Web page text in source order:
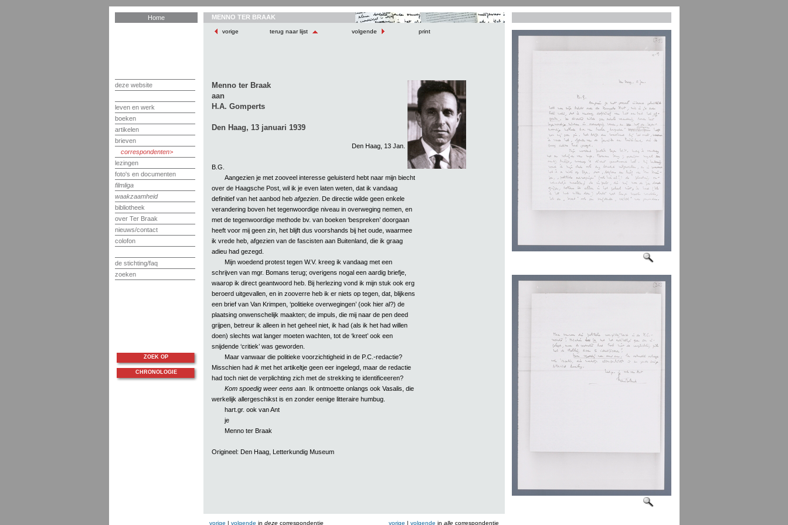
Home
deze website
leven en werk
boeken
artikelen
brieven
correspondenten
lezingen
foto's en documenten
filmliga
waakzaamheid
bibliotheek
over Ter Braak
nieuws/contact
colofon
de stichting/faq
zoeken
MENNO TER BRAAK
vorige terug naar lijst volgende print
Menno ter Braak
aan
H.A. Gomperts
Den Haag, 13 januari 1939
Den Haag, 13 Jan.
B.G.
Aangezien je met zooveel interesse geluisterd hebt naar mijn biecht
over de Haagsche Post, wil ik je even laten weten, dat ik vandaag
definitief van het aanbod heb afgezien. De directie wilde geen enkele
verandering boven het tegenwoordige niveau in overweging nemen, en
met de tegenwoordige methode bv. van boeken ‘bespreken’ doorgaan
heeft voor mij geen zin, het blijft dus voorshands bij het oude, waarmee
ik vrede heb, afgezien van de fascisten aan Buitenland, die ik graag
adieu had gezegd.
Mijn woedend protest tegen W.V. kreeg ik vandaag met een
schrijven van mgr. Bomans terug; overigens nogal een aardig briefje,
waarop ik direct geantwoord heb. Bij herlezing vond ik mijn stuk ook erg
beroerd uitgevallen, en in zooverre heb ik er niets op tegen, dat, blijkens
een brief van Van Krimpen, ‘politieke overwegingen’ (ook hier al?) de
plaatsing onwenschelijk maakten; de impuls, die mij naar de pen deed
grijpen, betreur ik alleen in het geheel niet, ik had (als ik het had willen
doen) slechts wat langer moeten wachten, tot de ‘kreet’ ook een
snijdende ‘critiek’ was geworden.
Maar vanwaar die politieke voorzichtigheid in de P.C.-redactie?
Misschien had ikmet het artikeltje geen eer ingelegd, maar de redactie
had toch niet de verplichting zich met de strekking te identificeeren?
Kom spoedig weer eens aan. Ik ontmoette onlangs ook Vasalis, die
werkelijk allergeschikst is en zonder eenige litteraire humbug.
hart.gr. ook van Ant
je
Menno ter Braak
Origineel: Den Haag, Letterkundig Museum
vorige | volgende in dezecorrespondentie vorige | volgende in allecorrespondentie
ZOEK OP
CHRONOLOGIE